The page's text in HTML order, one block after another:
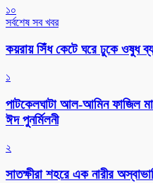
১০
সর্বশেষ সব খবর
কয়রায় সিঁধ কেটে ঘরে ঢুকে ওষুধ
১
পাটকেলঘাটা আল-আমিন ফাজিল
ঈদ পুনর্মিলনী
২
সাতক্ষীরা শহরে এক নারীর